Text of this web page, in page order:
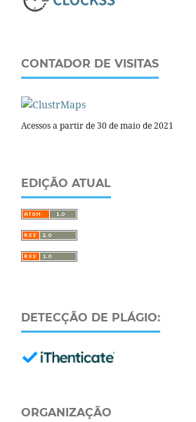
CONTADOR DE VISITAS
Acessos a partir de 30 de maio de 2021
EDIÇÃO ATUAL
DETECÇÃO DE PLÁGIO:
ORGANIZAÇÃO